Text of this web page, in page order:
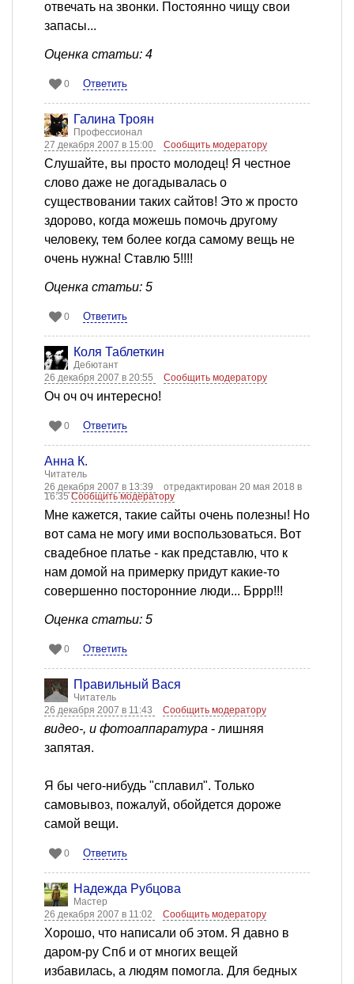
отвечать на звонки. Постоянно чищу свои
запасы...
Оценка статьи: 4
0 Ответить
Галина Троян
Профессионал
27 декабря 2007 в 15:00
Сообщить модератору
Слушайте, вы просто молодец! Я честное
слово даже не догадывалась о
существовании таких сайтов! Это ж просто
здорово, когда можешь помочь другому
человеку, тем более когда самому вещь не
очень нужна! Ставлю 5!!!!
Оценка статьи: 5
0 Ответить
Коля Таблеткин
Дебютант
26 декабря 2007 в 20:55
Сообщить модератору
Оч оч оч интересно!
0 Ответить
Анна К.
Читатель
26 декабря 2007 в 13:39
отредактирован 20 мая 2018 в
16:35Сообщить модератору
Мне кажется, такие сайты очень полезны! Но
вот сама не могу ими воспользоваться. Вот
свадебное платье - как представлю, что к
нам домой на примерку придут какие-то
совершенно посторонние люди... Бррр!!!
Оценка статьи: 5
0 Ответить
Правильный Вася
Читатель
26 декабря 2007 в 11:43
Сообщить модератору
видео-, и фотоаппаратура - лишняя
запятая.
Я бы чего-нибудь "сплавил". Только
самовывоз, пожалуй, обойдется дороже
самой вещи.
0 Ответить
Надежда Рубцова
Мастер
26 декабря 2007 в 11:02
Сообщить модератору
Хорошо, что написали об этом. Я давно в
даром-ру Спб и от многих вещей
избавилась, а людям помогла. Для бедных